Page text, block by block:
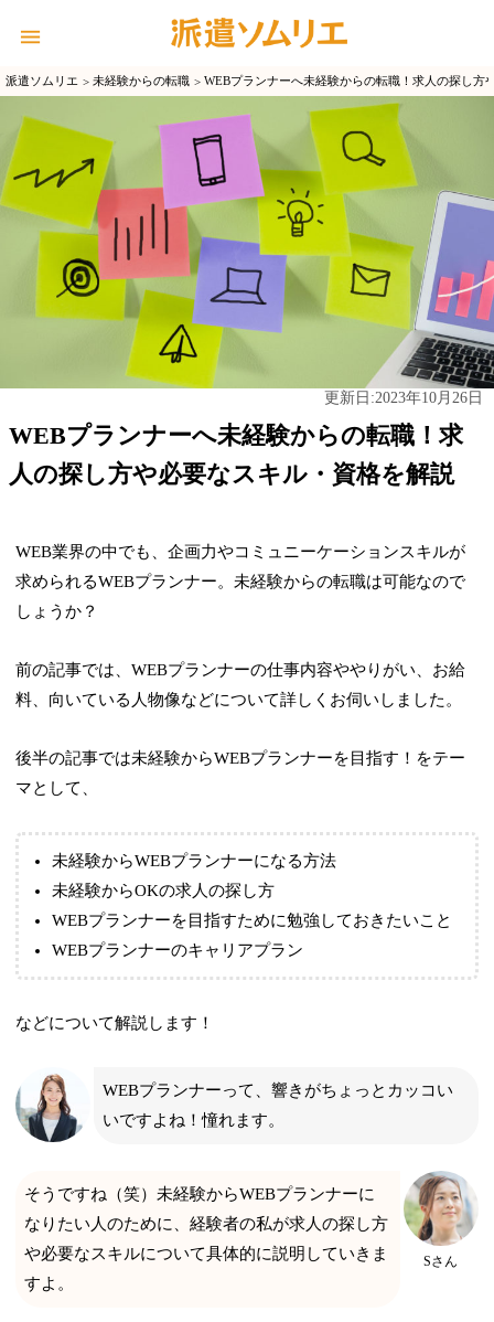
派遣ソムリエ 未経験からの転職 WEBプランナーへ未経験からの転職！求人の探し方
更新日:2023年10月26日
WEBプランナーへ未経験からの転職！求
人の探し方や必要なスキル・資格を解説
WEB業界の中でも、企画力やコミュニーケーションスキルが
求められるWEBプランナー。未経験からの転職は可能なので
しょうか？
前の記事では、WEBプランナーの仕事内容ややりがい、お給
料、向いている人物像などについて詳しくお伺いしました。
後半の記事では未経験からWEBプランナーを目指す！をテー
マとして、
未経験からWEBプランナーになる方法
未経験からOKの求人の探し方
WEBプランナーを目指すために勉強しておきたいこと
WEBプランナーのキャリアプラン
などについて解説します！
WEBプランナーって、響きがちょっとカッコい
いですよね！憧れます。
そうですね（笑）未経験からWEBプランナーに
なりたい人のために、経験者の私が求人の探し方
や必要なスキルについて具体的に説明していきま
すよ。
Sさん